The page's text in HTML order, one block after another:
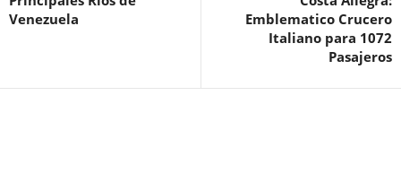
Venezuela
Emblematico Crucero
Italiano para 1072
Pasajeros